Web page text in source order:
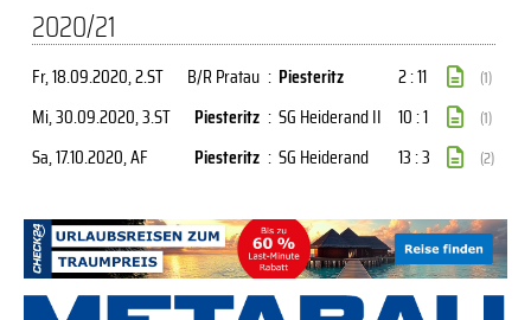
2020/21
Fr, 18.09.2020, 2.ST B/R Pratau : Piesteritz 2 : 11 (1)
Mi, 30.09.2020, 3.ST Piesteritz : SG Heiderand II 10 : 1 (1)
Sa, 17.10.2020, AF Piesteritz : SG Heiderand 13 : 3 (2)